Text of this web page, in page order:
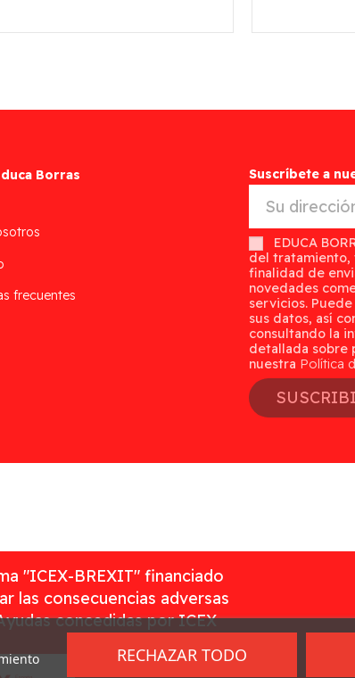
Borras
frecuentes
Suscríbete a
EDUCA
del tratamiento,
finalidad de
novedades
servicios.
sus datos, así
consultando la
detallada sobre
nuestra Política
"ICEX-BREXIT" financiado
las consecuencias adversas
concedidas por ICEX
RECHAZAR TODO